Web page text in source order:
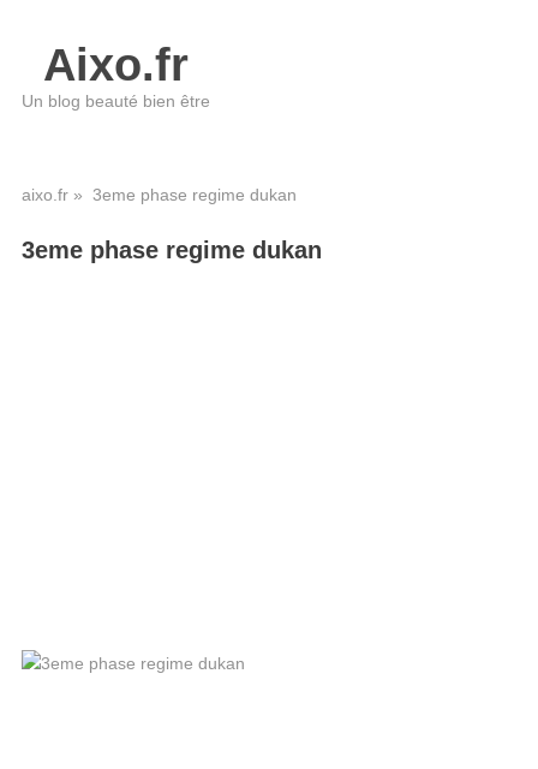
Aixo.fr
Un blog beauté bien être
aixo.fr» 3eme phase regime dukan
3eme phase regime dukan